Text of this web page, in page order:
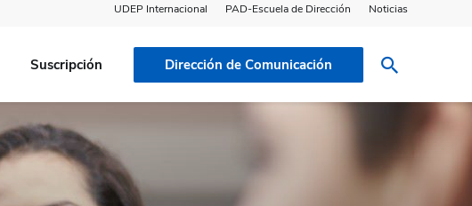
UDEP Internacional PAD-Escuela de Dirección Noticias
Suscripción Dirección de Comunicación